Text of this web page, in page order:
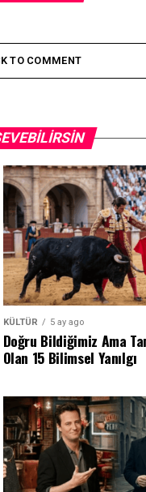
TO COMMENT
KÜLTÜR 5 ay ago
Doğru Bildiğimiz Ama
Olan 15 Bilimsel Yanılgı